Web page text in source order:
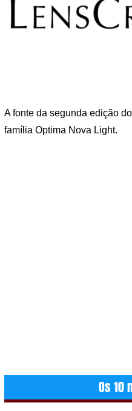
A fonte da segunda edição
família Optima Nova Light.
Os 10